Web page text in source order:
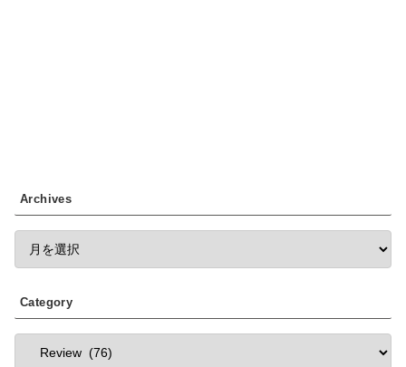
Archives
Category